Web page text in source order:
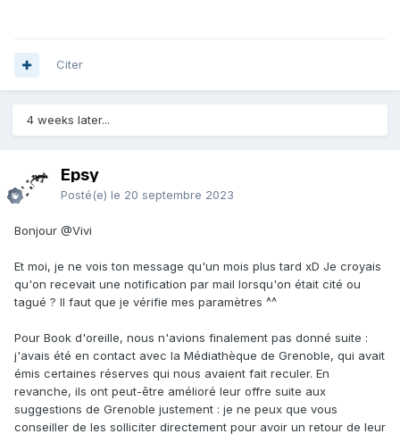
livres, on les donnait systématiquement.
Citer
4 weeks later...
Epsy
Posté(e) le 20 septembre 2023
Bonjour @Vivi
Et moi, je ne vois ton message qu'un mois plus tard xD Je croyais
qu'on recevait une notification par mail lorsqu'on était cité ou
tagué ? Il faut que je vérifie mes paramètres ^^
Pour Book d'oreille, nous n'avions finalement pas donné suite :
j'avais été en contact avec la Médiathèque de Grenoble, qui avait
émis certaines réserves qui nous avaient fait reculer. En
revanche, ils ont peut-être amélioré leur offre suite aux
suggestions de Grenoble justement : je ne peux que vous
conseiller de les solliciter directement pour avoir un retour de leur